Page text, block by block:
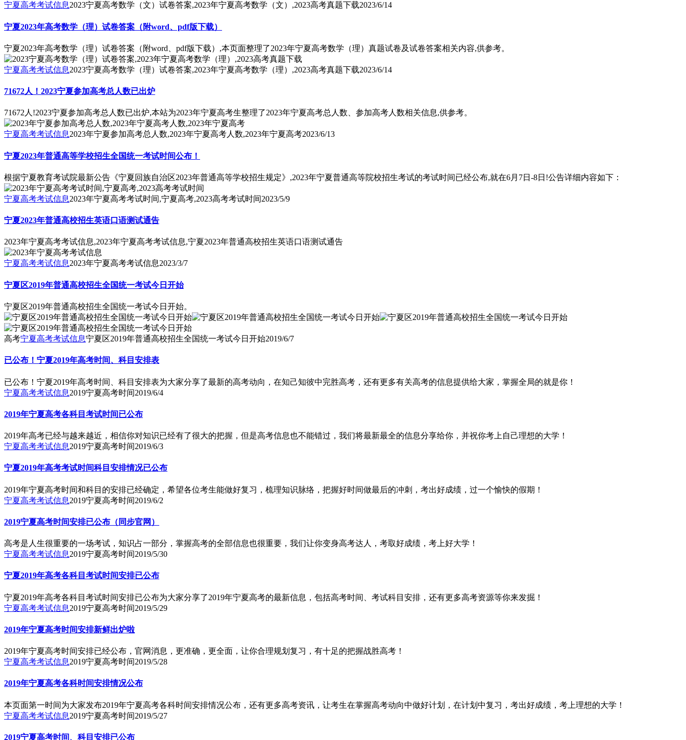
宁夏高考考试信息2023宁夏高考数学（文）试卷答案,2023年宁夏高考数学（文）,2023高考真题下载2023/6/14
宁夏2023年高考数学（理）试卷答案（附word、pdf版下载）
宁夏2023年高考数学（理）试卷答案（附word、pdf版下载）,本页面整理了2023年宁夏高考数学（理）真题试卷及试卷答案相关内容,供参考。
宁夏高考考试信息2023宁夏高考数学（理）试卷答案,2023年宁夏高考数学（理）,2023高考真题下载2023/6/14
71672人！2023宁夏参加高考总人数已出炉
71672人!2023宁夏参加高考总人数已出炉,本站为2023年宁夏高考生整理了2023年宁夏高考总人数、参加高考人数相关信息,供参考。
宁夏高考考试信息2023年宁夏参加高考总人数,2023年宁夏高考人数,2023年宁夏高考2023/6/13
宁夏2023年普通高等学校招生全国统一考试时间公布！
根据宁夏教育考试院最新公告《宁夏回族自治区2023年普通高等学校招生规定》,2023年宁夏普通高等院校招生考试的考试时间已经公布,就在6月7日-8日!公告详细内容如下：
宁夏高考考试信息2023年宁夏高考考试时间,宁夏高考,2023高考考试时间2023/5/9
宁夏2023年普通高校招生英语口语测试通告
2023年宁夏高考考试信息,2023年宁夏高考考试信息,宁夏2023年普通高校招生英语口语测试通告
宁夏高考考试信息2023年宁夏高考考试信息2023/3/7
宁夏区2019年普通高校招生全国统一考试今日开始
宁夏区2019年普通高校招生全国统一考试今日开始。
高考宁夏高考考试信息宁夏区2019年普通高校招生全国统一考试今日开始2019/6/7
已公布！宁夏2019年高考时间、科目安排表
已公布！宁夏2019年高考时间、科目安排表为大家分享了最新的高考动向，在知己知彼中完胜高考，还有更多有关高考的信息提供给大家，掌握全局的就是你！
宁夏高考考试信息2019宁夏高考时间2019/6/4
2019年宁夏高考各科目考试时间已公布
2019年高考已经与越来越近，相信你对知识已经有了很大的把握，但是高考信息也不能错过，我们将最新最全的信息分享给你，并祝你考上自己理想的大学！
宁夏高考考试信息2019宁夏高考时间2019/6/3
宁夏2019年高考考试时间科目安排情况已公布
2019年宁夏高考时间和科目的安排已经确定，希望各位考生能做好复习，梳理知识脉络，把握好时间做最后的冲刺，考出好成绩，过一个愉快的假期！
宁夏高考考试信息2019宁夏高考时间2019/6/2
2019宁夏高考时间安排已公布（同步官网）
高考是人生很重要的一场考试，知识占一部分，掌握高考的全部信息也很重要，我们让你变身高考达人，考取好成绩，考上好大学！
宁夏高考考试信息2019宁夏高考时间2019/5/30
宁夏2019年高考各科目考试时间安排已公布
宁夏2019年高考各科目考试时间安排已公布为大家分享了2019年宁夏高考的最新信息，包括高考时间、考试科目安排，还有更多高考资源等你来发掘！
宁夏高考考试信息2019宁夏高考时间2019/5/29
2019年宁夏高考时间安排新鲜出炉啦
2019年宁夏高考时间安排已经公布，官网消息，更准确，更全面，让你合理规划复习，有十足的把握战胜高考！
宁夏高考考试信息2019宁夏高考时间2019/5/28
2019年宁夏高考各科时间安排情况公布
本页面第一时间为大家发布2019年宁夏高考各科时间安排情况公布，还有更多高考资讯，让考生在掌握高考动向中做好计划，在计划中复习，考出好成绩，考上理想的大学！
宁夏高考考试信息2019宁夏高考时间2019/5/27
2019宁夏高考时间、科目安排已公布